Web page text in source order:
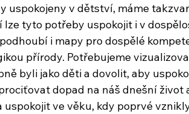
uspokojeny v dětství, máme
lze tyto potřeby uspokojit i v
i mapy pro dospělé
přírody. Potřebujeme
byli jako děti a dovolit, aby
dopad na náš dnešní život
ve věku, kdy poprvé